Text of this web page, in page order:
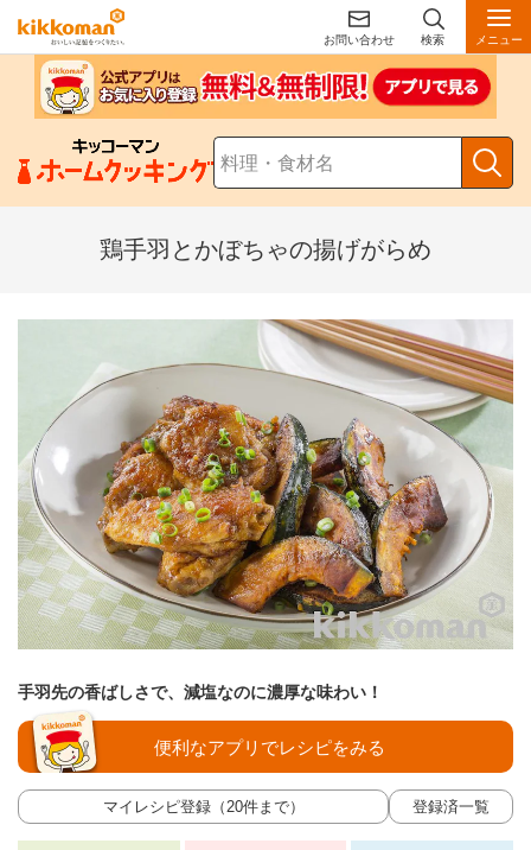
お問い合わせ 検索 メニュー
鶏手羽とかぼちゃの揚げがらめ
手羽先の香ばしさで、減塩なのに濃厚な味わい！
マイレシピ登録（20件まで） 登録済一覧
便利なアプリでレシピをみる